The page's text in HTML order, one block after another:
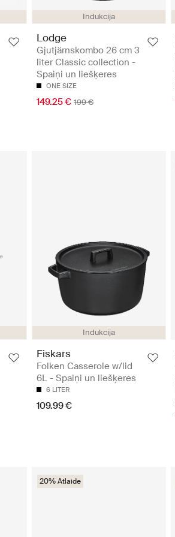
Indukcija
Lodge
Gjutjärnskombo 26 cm 3
liter Classic collection -
Spaiņi un liešķeres
ONE SIZE
149.25 € 199 €
Indukcija
Fiskars
Folken Casserole w/lid
6L - Spaiņi un liešķeres
6 LITER
109.99 €
20% Atlaide